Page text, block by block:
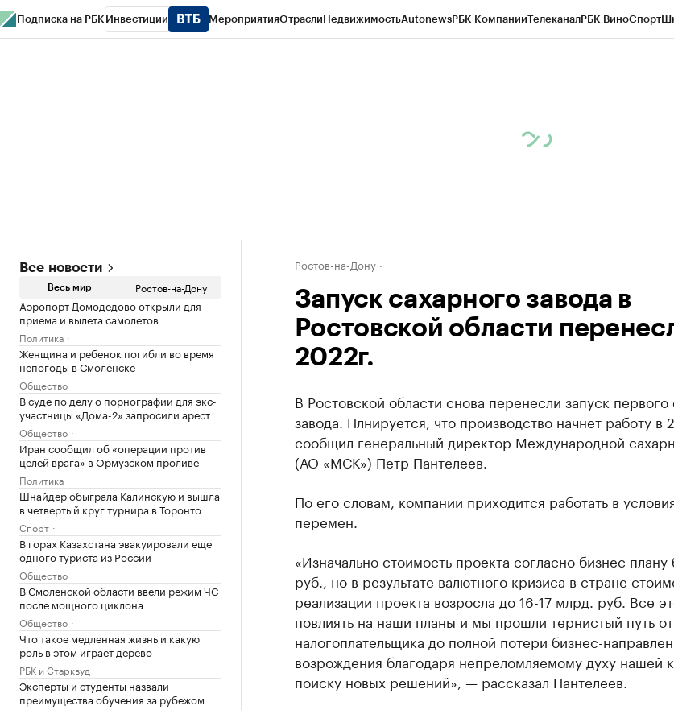
Подписка на РБК Инвестиции МероприятияОтраслиНедвижимостьAutonewsРБК КомпанииТелеканалРБК ВиноСпорт
Все новости
Весь мир Ростов-на-Дону
Аэропорт Домодедово открыли для
приема и вылета самолетов
Политика
Женщина и ребенок погибли во время
непогоды в Смоленске
Общество
В суде по делу о порнографии для экс-
участницы «Дома-2» запросили арест
Общество
Иран сообщил об «операции против
целей врага» в Ормузском проливе
Политика
Шнайдер обыграла Калинскую и вышла
в четвертый круг турнира в Торонто
Спорт
В горах Казахстана эвакуировали еще
одного туриста из России
Общество
В Смоленской области ввели режим ЧС
после мощного циклона
Общество
Что такое медленная жизнь и какую
роль в этом играет дерево
РБК и Старквуд
Эксперты и студенты назвали
преимущества обучения за рубежом
Ростов-на-Дону
Запуск сахарного завода в
Ростовской области
2022г.
В Ростовской области снова перенесли запуск первого
завода. Плнируется, что производство начнет работу в
сообщил генеральный директор Международной
(АО «МСК») Петр Пантелеев.
По его словам, компании приходится работать в
перемен.
«Изначально стоимость проекта согласно бизнес плану
руб., но в результате валютного кризиса в стране
реализации проекта возросла до 16-17 млрд. руб. Все
повлиять на наши планы и мы прошли тернистый путь
налогоплательщика до полной потери бизнес-
возрождения благодаря непреломляемому духу нашей
поиску новых решений», — рассказал Пантелеев.